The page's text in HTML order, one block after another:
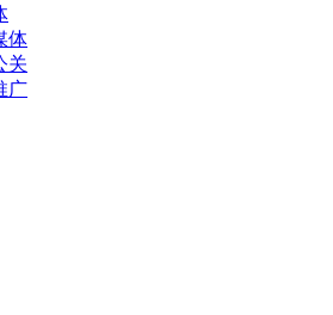
体
关
广